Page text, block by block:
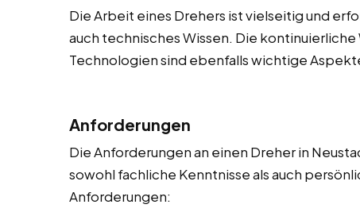
Die Arbeit eines Drehers ist vielseitig und
auch technisches Wissen. Die
Technologien sind ebenfalls wichtige
Anforderungen
Die Anforderungen an einen Dreher in
sowohl fachliche Kenntnisse als auch
Anforderungen: